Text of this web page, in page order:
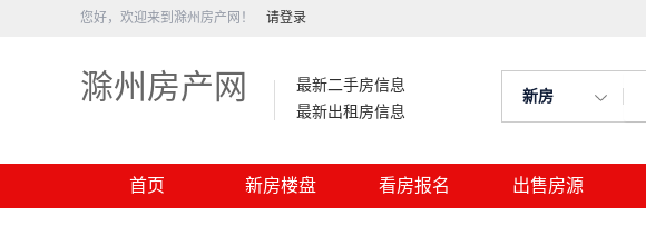
您好，欢迎来到滁州房产网！ 请登录
滁州房产网
最新二手房信息
最新出租房信息
新房
首页 新房楼盘 看房报名 出售房源